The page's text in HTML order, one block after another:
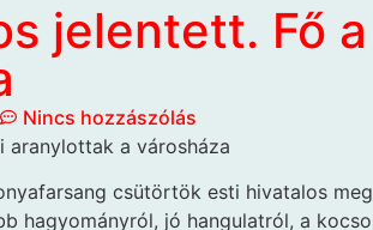
jelentett. Fő
Nincs hozzászólás
aranylottak a városháza
csütörtök esti hivatalos
hagyományról, jó hangulatról, a